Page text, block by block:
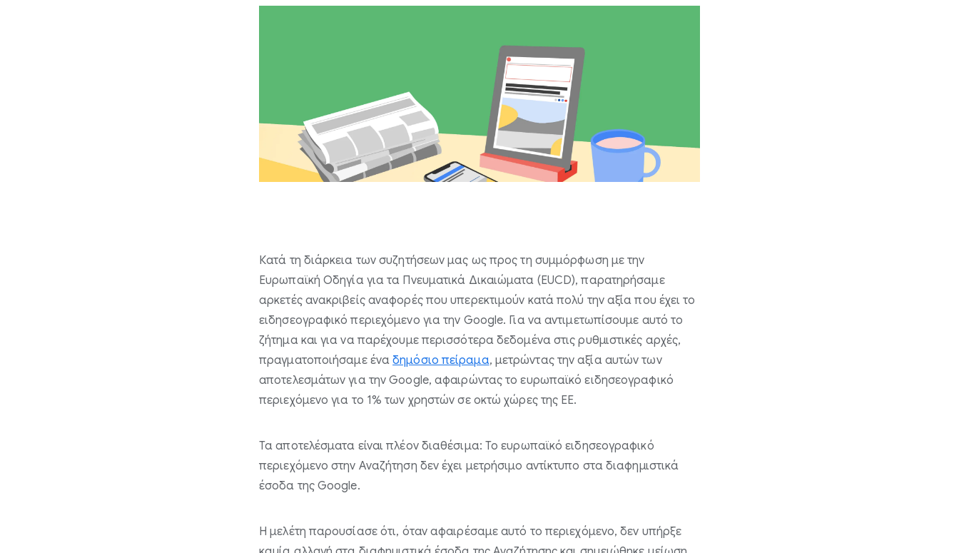
Κατά τη διάρκεια των συζητήσεων μας ως προς τη συμμόρφωση με την
Ευρωπαϊκή Οδηγία για τα Πνευματικά Δικαιώματα (EUCD), παρατηρήσαμε
αρκετές ανακριβείς αναφορές που υπερεκτιμούν κατά πολύ την αξία που έχει το
ειδησεογραφικό περιεχόμενο για την Google. Για να αντιμετωπίσουμε αυτό το
ζήτημα και για να παρέχουμε περισσότερα δεδομένα στις ρυθμιστικές αρχές,
πραγματοποιήσαμε έναδημόσιο πείραμα, μετρώντας την αξία αυτών των
αποτελεσμάτων για την Google, αφαιρώντας το ευρωπαϊκό ειδησεογραφικό
περιεχόμενο για το 1% των χρηστών σε οκτώ χώρες της ΕΕ.
Τα αποτελέσματα είναι πλέον διαθέσιμα: Το ευρωπαϊκό ειδησεογραφικό
περιεχόμενο στην Αναζήτηση δεν έχει μετρήσιμο αντίκτυπο στα διαφημιστικά
έσοδα της Google.
Η μελέτη παρουσίασε ότι, όταν αφαιρέσαμε αυτό το περιεχόμενο, δεν υπήρξε